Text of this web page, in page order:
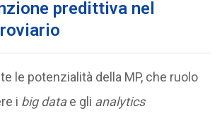
predittiva nel
le potenzialità della MP, che ruolo
i big datae gli analytics